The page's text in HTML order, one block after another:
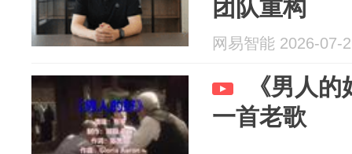
团队重构
网易智能 2026-07-
《男人
一首老歌